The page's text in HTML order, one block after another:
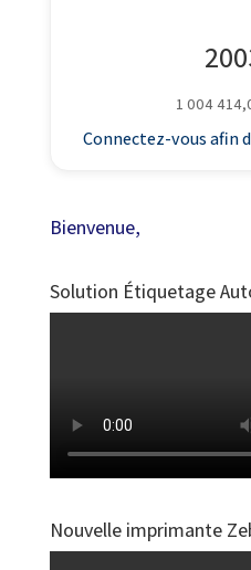
1 004
Connectez-vous afin
Bienvenue,
Solution Étiquetage
Nouvelle imprimante